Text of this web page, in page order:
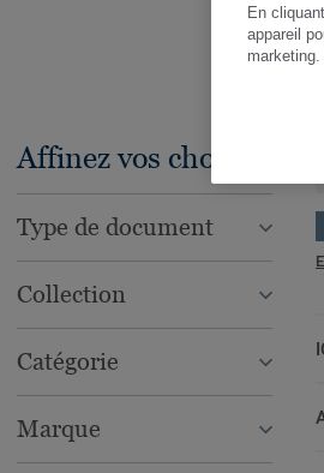
Affinez vos choix
Type de document
Collection
Catégorie
Marque
En
appareil
marketing.